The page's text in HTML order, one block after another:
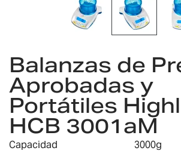
al
comienzo
de
la
galería
de
imágenes
Balanzas de
Aprobadas y
Portátiles
HCB 3001aM
Capacidad
3000g